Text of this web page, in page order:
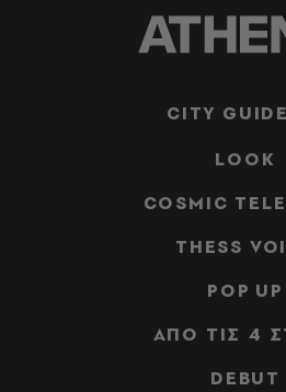
CITY GUIDE
LOOK
COSMIC
THESS
POP UP
ΑΠΟ ΤΙΣ 4
DEBUT